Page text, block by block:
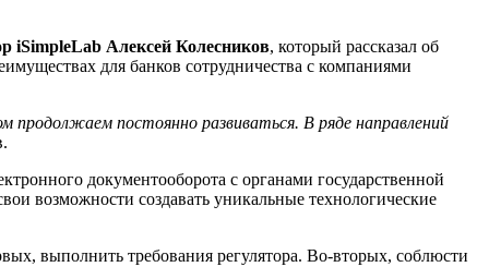
iSimpleLab Алексей Колесников, который рассказал об
для банков сотрудничества с компаниями
продолжаем постоянно развиваться. В ряде направлений
документооборота с органами государственной
возможности создавать уникальные технологические
выполнить требования регулятора. Во-вторых, соблюсти